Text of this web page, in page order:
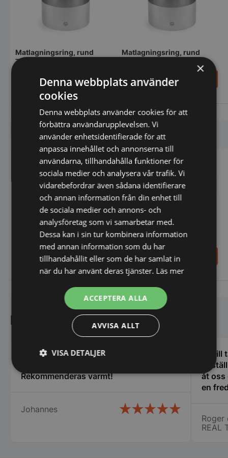
Matlagningsring, rund
70xH45mm, från Hendi
SEK
Vi prisjämför
Matlagningsring, rund
55,00 SEK
Vi prisjämför
Liknande produkter
Emaljerad paellapanna
ø150x(H)27
108,00SEK
Emaljerad paellapanna
ø100x(H)20
82,00SEK
Vi prisjämför
Kundnöjdhet
Kunde inte ha fått bättre service än jag
Rekommenderas varmt!
Johannes
Vi
åt oss
en
vi fick
stora
Roger
REAL
×
Denna webbplats använder
cookies
Denna webbplats använder cookies för att
förbättra användarupplevelsen. Vi
använder enhetsidentifierade för att
anpassa innehållet och annonserna till
användarna, tillhandahålla funktioner för
sociala medier och analysera vår trafik. Vi
vidarebefordrar även sådana identifierare
och annan information från din enhet till
de sociala medier och annons- och
analysföretag som vi samarbetar med.
Dessa kan i sin tur kombinera information
med annan information som du har
tillhandahållit eller som de har samlat in
när du har använt deras tjänster. Läs mer
ACCEPTERA ALLA
AVVISA ALLT
VISA DETALJER
Strikt
Prestanda Inriktning